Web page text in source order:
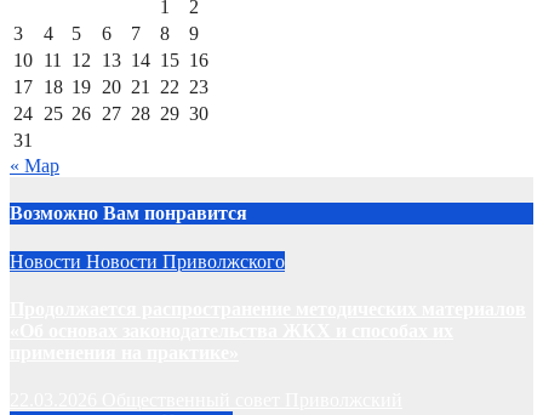
1
2
3
4 5 6 7 8
9
10 11 12 13 14 15 16
17 18 19 20 21 22 23
24 25 26 27 28 29 30
31
« Мар
Возможно Вам понравится
Новости Новости Приволжского